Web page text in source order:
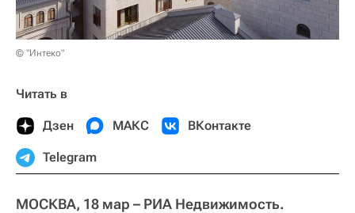
© "Интеко"
Читать в
Дзен МАКС ВКонтакте
Telegram
МОСКВА, 18 мар – РИА Недвижимость.